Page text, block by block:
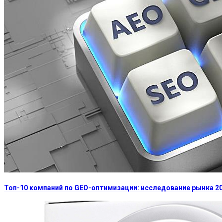
Топ-10 компаний по GEO-оптимизации: исследование рынка